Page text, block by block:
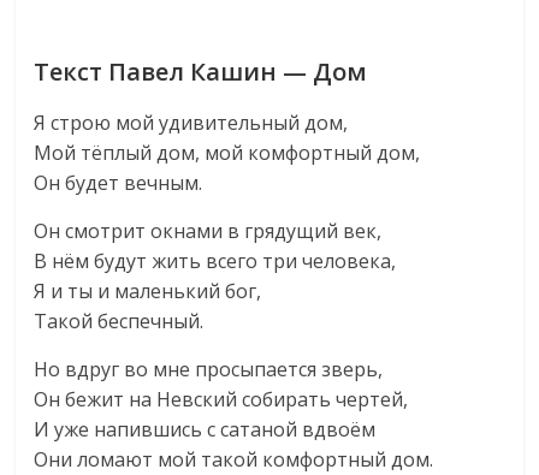
Текст Павел Кашин — Дом
Я строю мой удивительный дом,
Мой тёплый дом, мой комфортный дом,
Он будет вечным.
Он смотрит окнами в грядущий век,
В нём будут жить всего три человека,
Я и ты и маленький бог,
Такой беспечный.
Но вдруг во мне просыпается зверь,
Он бежит на Невский собирать чертей,
И уже напившись с сатаной вдвоём
Они ломают мой такой комфортный дом.